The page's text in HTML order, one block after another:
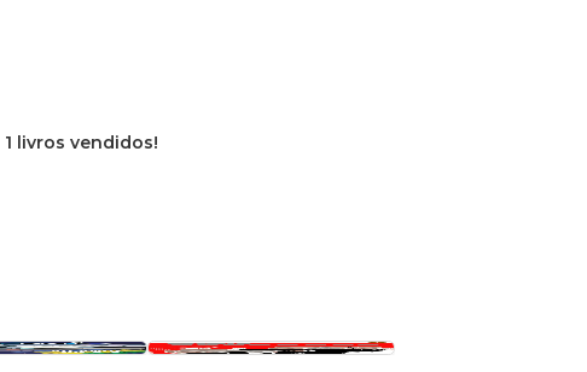
1 livros vendidos!